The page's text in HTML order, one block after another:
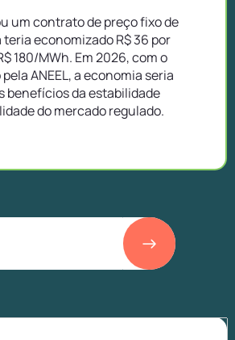
um contrato de preço fixo de
teria economizado R$ 36 por
180/MWh. Em 2026, com o
ANEEL, a economia seria
benefícios da estabilidade
do mercado regulado.